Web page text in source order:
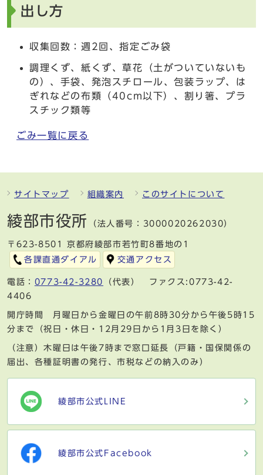
出し方
収集回数：週2回、指定ごみ袋
調理くず、紙くず、草花（土がついていないも
の）、手袋、発泡スチロール、包装ラップ、は
ぎれなどの布類（40cm以下）、割り箸、プラ
スチック類等
ごみ一覧に戻る
サイトマップ 組織案内 このサイトについて
綾部市役所 （法人番号：3000020262030）
〒623-8501 京都府綾部市若竹町8番地の1
各課直通ダイアル
交通アクセス
電話： 0773-42-3280
（代表） ファクス:0773-42-
4406
開庁時間 月曜日から金曜日の午前8時30分から午後5時15
分まで（祝日・休日・12月29日から1月3日を除く）
（注意）木曜日は午後7時まで窓口延長（戸籍・国保関係の
届出、各種証明書の発行、市税などの納入のみ）
綾部市公式LINE
綾部市公式Facebook